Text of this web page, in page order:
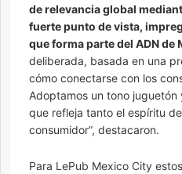
de relevancia global
fuerte punto de vista,
que forma parte del ADN de
deliberada, basada en una
cómo conectarse con los
Adoptamos un tono juguetón
que refleja tanto el espíritu
consumidor”, destacaron.
Para LePub Mexico City